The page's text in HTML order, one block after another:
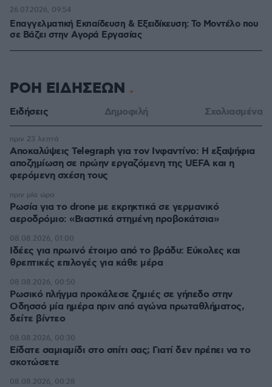
Επαγγελματική Εκπαίδευση & Εξειδίκευση: Το Mοντέλο που
σε Bάζει στην Aγορά Eργασίας
26.07.2026, 09:54
ΡΟΗ ΕΙΔΗΣΕΩΝ
Ειδήσεις Δημοφιλή Σχολιασμένα
Αποκαλύψεις Telegraph για τον Ινφαντίνο: Η εξαψήφια
αποζημίωση σε πρώην εργαζόμενη της UEFA και η
φερόμενη σχέση τους
πριν 23 λεπτά
Ρωσία για το drone με εκρηκτικά σε γερμανικό
αεροδρόμιο: «Βιαστικά στημένη προβοκάτσια»
πριν μία ώρα
Ιδέες για πρωινό έτοιμο από το βράδυ: Εύκολες και
θρεπτικές επιλογές για κάθε μέρα
08.08.2026, 01:00
Ρωσικό πλήγμα προκάλεσε ζημιές σε γήπεδο στην
Οδησσό μία ημέρα πριν από αγώνα πρωταθλήματος,
δείτε βίντεο
08.08.2026, 00:50
Είδατε σαμιαμίδι στο σπίτι σας; Γιατί δεν πρέπει να το
σκοτώσετε
08.08.2026, 00:30
08.08.2026, 00:28